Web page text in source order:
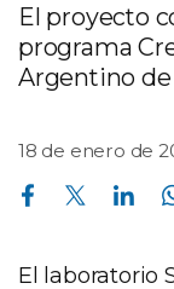
El proyecto
programa
Argentino de
18 de enero de
Compartir en Facebook Compartir en Twitter Compartir en Linkedin Compartir en Whatsapp
El laboratorio